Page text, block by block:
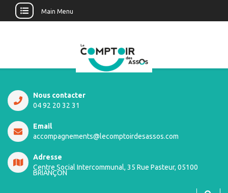
Main Menu
Nous contacter
04 92 20 32 31
Email
accompagnements@lecomptoirdesassos.com
Adresse
Centre Social Intercommunal, 35 Rue Pasteur, 05100
BRIANÇON